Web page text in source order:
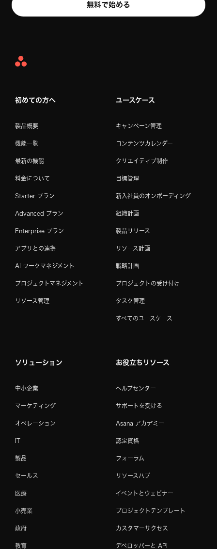
無料で始める
Asana
初めての方へ
製品概要
機能一覧
最新の機能
料金について
Starter プラン
Advanced プラン
Enterprise プラン
アプリとの連携
AI ワークマネジメント
プロジェクトマネジメント
リソース管理
ユースケース
キャンペーン管理
コンテンツカレンダー
クリエイティブ制作
目標管理
新入社員のオンボーディング
組織計画
製品リリース
リソース計画
戦略計画
プロジェクトの受け付け
タスク管理
すべてのユースケース
ソリューション
中小企業
マーケティング
オペレーション
IT
製品
セールス
医療
小売業
政府
教育
お役立ちリソース
ヘルプセンター
サポートを受ける
Asana アカデミー
認定資格
フォーラム
リソースハブ
イベントとウェビナー
プロジェクトテンプレート
カスタマーサクセス
デベロッパーと API